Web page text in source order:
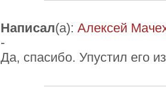
Написал(а): Алексей
-
Да, спасибо. Упустил его